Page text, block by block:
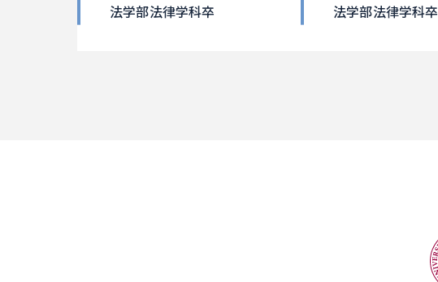
法学部法律学科卒
法学部法律学科卒